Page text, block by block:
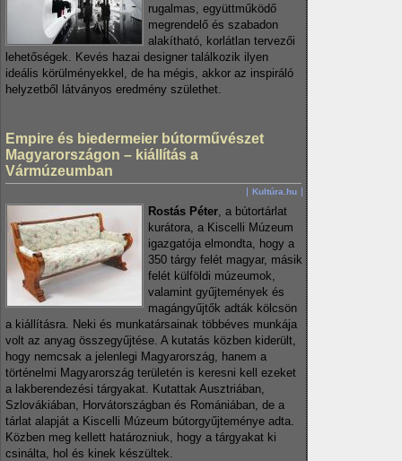
rugalmas, együttműködő
megrendelő és szabadon
alakítható, korlátlan tervezői
lehetőségek. Kevés hazai designer találkozik ilyen
ideális körülményekkel, de ha mégis, akkor az inspiráló
helyzetből látványos eredmény születhet.
Empire és biedermeier bútorművészet
Magyarországon – kiállítás a
Vármúzeumban
Kultúra.hu
Rostás Péter , a bútortárlat
kurátora, a Kiscelli Múzeum
igazgatója elmondta, hogy a
350 tárgy felét magyar, másik
felét külföldi múzeumok,
valamint gyűjtemények és
magángyűjtők adták kölcsön
a kiállításra. Neki és munkatársainak többéves munkája
volt az anyag összegyűjtése. A kutatás közben kiderült,
hogy nemcsak a jelenlegi Magyarország, hanem a
történelmi Magyarország területén is keresni kell ezeket
a lakberendezési tárgyakat. Kutattak Ausztriában,
Szlovákiában, Horvátországban és Romániában, de a
tárlat alapját a Kiscelli Múzeum bútorgyűjteménye adta.
Közben meg kellett határozniuk, hogy a tárgyakat ki
csinálta, hol és kinek készültek.